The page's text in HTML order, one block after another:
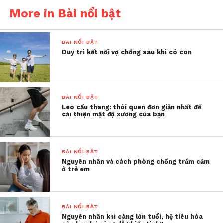
Xin mượn Google Dịch viết lại status mà Tommy
đăng vừa hôm nay:
Được sống đã là một món quà.
Tròn một năm kể từ đêm tôi và người bạn
@derricklytle chạy ở Grand Canyon (Mỹ). Chúng tôi
More in Bài nổi bật
BÀI NỔI BẬT
Duy trì kết nối vợ chồng sau khi có con
BÀI NỔI BẬT
Leo cầu thang: thói quen đơn giản nhất để
cải thiện mật độ xương của bạn
BÀI NỔI BẬT
Nguyên nhân và cách phòng chống trầm cảm
ở trẻ em
BÀI NỔI BẬT
Nguyên nhân khi càng lớn tuổi, hệ tiêu hóa